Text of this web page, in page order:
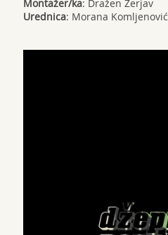
Montažer/ka: Dražen Žerjav
Urednica: Morana Komljenović